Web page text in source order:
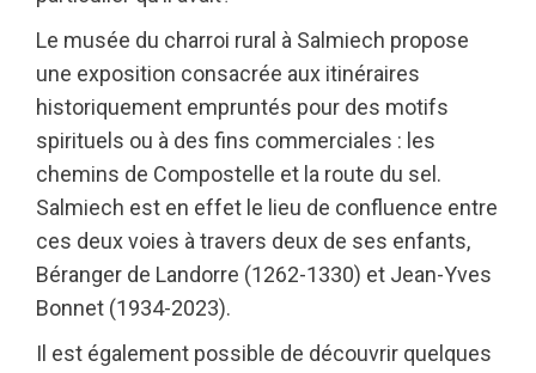
Le musée du charroi rural à Salmiech propose
une exposition consacrée aux itinéraires
historiquement empruntés pour des motifs
spirituels ou à des fins commerciales : les
chemins de Compostelle et la route du sel.
Salmiech est en effet le lieu de confluence entre
ces deux voies à travers deux de ses enfants,
Béranger de Landorre (1262-1330) et Jean-Yves
Bonnet (1934-2023).
Il est également possible de découvrir quelques